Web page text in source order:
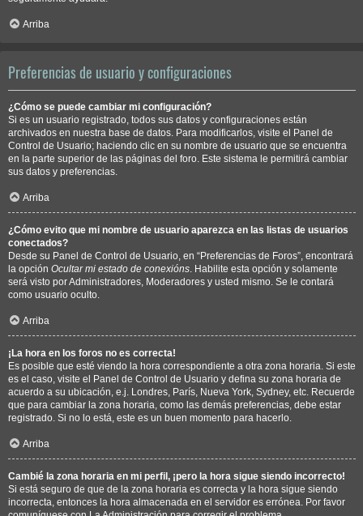
Arriba
Preferencias de usuario y configuraciones
¿Cómo se puede cambiar mi configuración?
Si es un usuario registrado, todos sus datos y configuraciones están
archivados en nuestra base de datos. Para modificarlos, visite el Panel de
Control de Usuario; haciendo clic en su nombre de usuario que se encuentra
en la parte superior de las páginas del foro. Este sistema le permitirá cambiar
sus datos y preferencias.
Arriba
¿Cómo evito que mi nombre de usuario aparezca en las listas de usuarios
conectados?
Desde su Panel de Control de Usuario, en “Preferencias de Foros”, encontrará
la opción Ocultar mi estado de conexións . Habilite esta opción y solamente
será visto por Administradores, Moderadores y usted mismo. Se le contará
como usuario oculto.
Arriba
¡La hora en los foros no es correcta!
Es posible que esté viendo la hora correspondiente a otra zona horaria. Si este
es el caso, visite el Panel de Control de Usuario y defina su zona horaria de
acuerdo a su ubicación, e.j. Londres, París, Nueva York, Sydney, etc. Recuerde
que para cambiar la zona horaria, como las demás preferencias, debe estar
registrado. Si no lo está, este es un buen momento para hacerlo.
Arriba
Cambié la zona horaria en mi perfil, ¡pero la hora sigue siendo incorrecto!
Si está seguro de que de la zona horaria es correcta y la hora sigue siendo
incorrecta, entonces la hora almacenada en el servidor es errónea. Por favor